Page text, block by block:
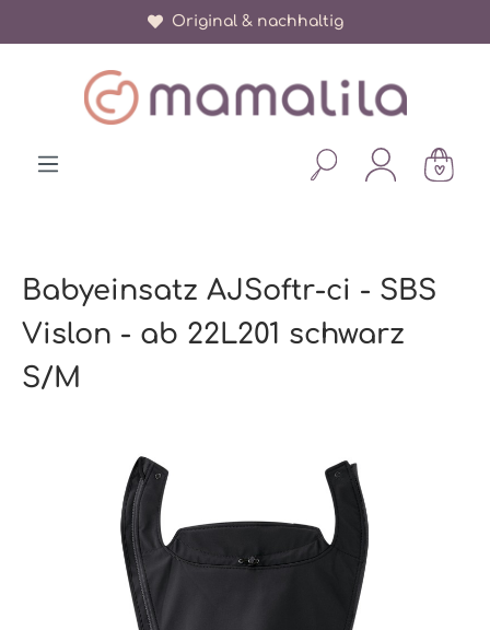
Original & nachhaltig
Babyeinsatz AJSoftr-ci - SBS
Vislon - ab 22L201 schwarz
S/M
Bildergalerie überspringen